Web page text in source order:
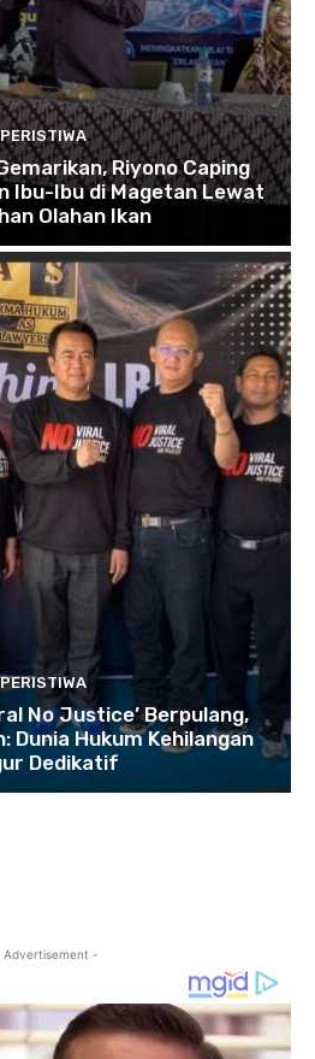
PERISTIWA
Riyono Caping
Ibu-Ibu di Magetan Lewat
Olahan Ikan
PERISTIWA
No Justice’ Berpulang,
Dunia Hukum Kehilangan
Dedikatif
Advertisement -